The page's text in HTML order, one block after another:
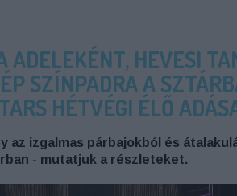
ADELEKÉNT, HEVESI
SZÍNPADRA A
HÉTVÉGI ÉLŐ
az izgalmas párbajokból és
- mutatjuk a részleteket.